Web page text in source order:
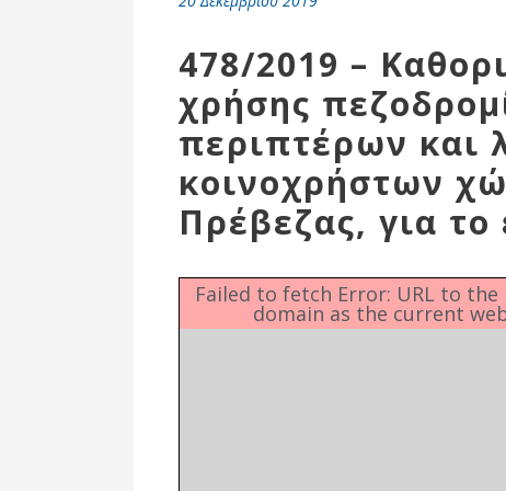
Ενότητες
478/2019 –
χρήσης
περιπτέρων και
κοινοχρήστων
Πρέβεζας, για το
Failed to fetch Error: URL to
domain as the current